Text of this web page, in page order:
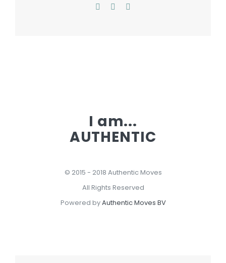
I am...
AUTHENTIC
© 2015 - 2018 Authentic Moves
All Rights Reserved
Powered byAuthentic Moves BV